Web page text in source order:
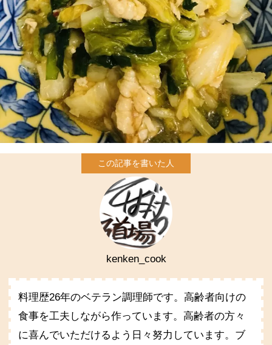
kenken_cook
料理歴26年のベテラン調理師です。高齢者向けの
食事を工夫しながら作っています。高齢者の方々
に喜んでいただけるよう日々努力しています。ブ